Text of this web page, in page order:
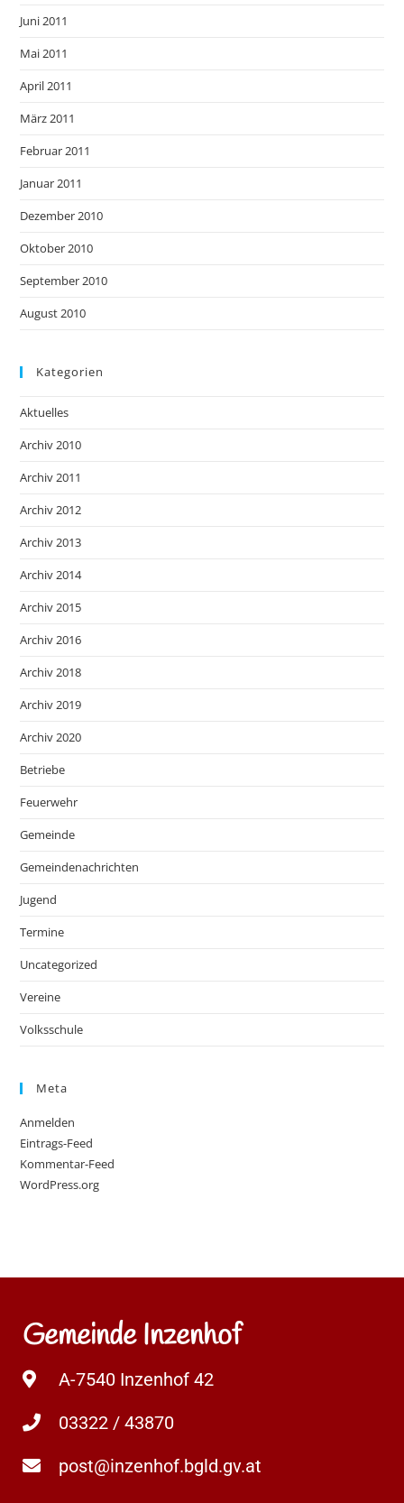
Juni 2011
Mai 2011
April 2011
März 2011
Februar 2011
Januar 2011
Dezember 2010
Oktober 2010
September 2010
August 2010
Kategorien
Aktuelles
Archiv 2010
Archiv 2011
Archiv 2012
Archiv 2013
Archiv 2014
Archiv 2015
Archiv 2016
Archiv 2018
Archiv 2019
Archiv 2020
Betriebe
Feuerwehr
Gemeinde
Gemeindenachrichten
Jugend
Termine
Uncategorized
Vereine
Volksschule
Meta
Anmelden
Eintrags-Feed
Kommentar-Feed
WordPress.org
Gemeinde Inzenhof
A-7540 Inzenhof 42
03322 / 43870
post@inzenhof.bgld.gv.at